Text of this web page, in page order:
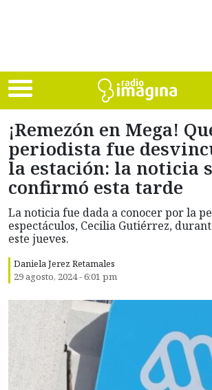
¡Remezón en Mega!
periodista fue
la estación: la noticia
confirmó esta tarde
La noticia fue dada a conocer por la
espectáculos, Cecilia Gutiérrez,
este jueves.
Daniela Jerez Retamales
29 agosto, 2024 - 6:01 pm